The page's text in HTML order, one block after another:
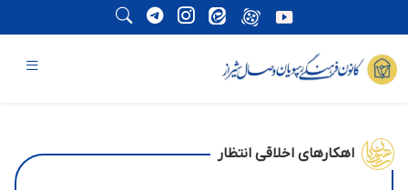
اهکارهای اخلاقی انتظار